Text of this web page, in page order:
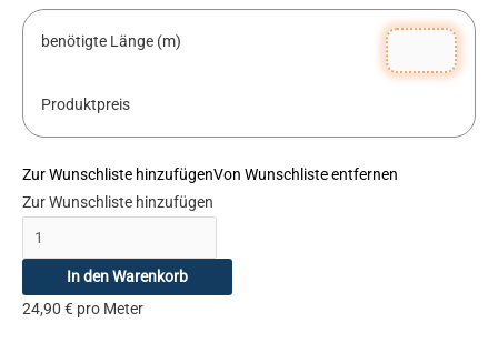
benötigte Länge (m)
Produktpreis
Zur Wunschliste hinzufügenVon Wunschliste entfernen
Zur Wunschliste hinzufügen
In den Warenkorb
24,90 € pro Meter